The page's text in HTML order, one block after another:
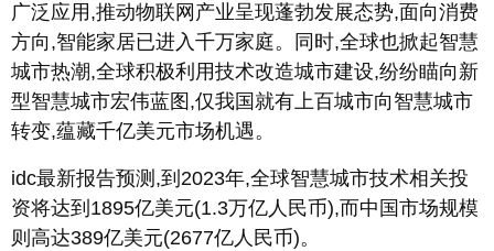
广泛应用,推动物联网产业呈现蓬勃发展态势,面向消费
方向,智能家居已进入千万家庭。同时,全球也掀起智慧
城市热潮,全球积极利用技术改造城市建设,纷纷瞄向新
型智慧城市宏伟蓝图,仅我国就有上百城市向智慧城市
转变,蕴藏千亿美元市场机遇。
idc最新报告预测,到2023年,全球智慧城市技术相关投
资将达到1895亿美元(1.3万亿人民币),而中国市场规模
则高达389亿美元(2677亿人民币)。